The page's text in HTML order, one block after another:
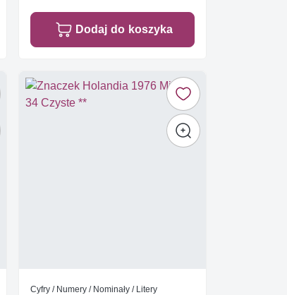
Dodaj do koszyka
Cyfry / Numery / Nominały / Litery